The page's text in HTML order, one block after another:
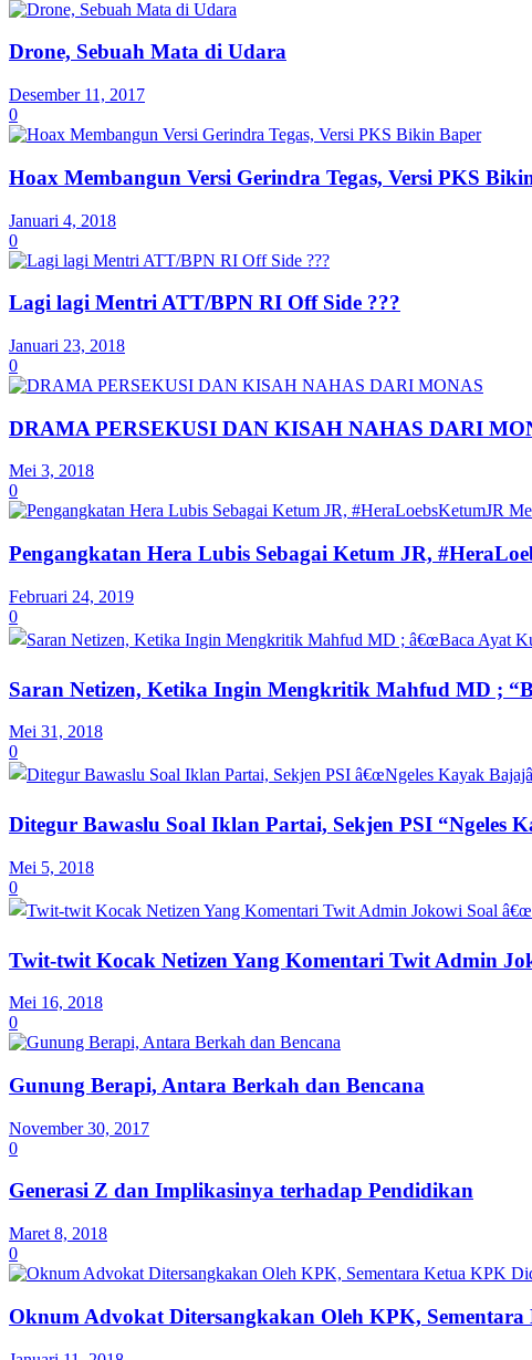
Drone, Sebuah Mata di Udara
Desember 11, 2017
0
Hoax Membangun Versi Gerindra Tegas, Versi PKS
Januari 4, 2018
0
Lagi lagi Mentri ATT/BPN RI Off Side ???
Januari 23, 2018
0
DRAMA PERSEKUSI DAN KISAH NAHAS DARI
Mei 3, 2018
0
Pengangkatan Hera Lubis Sebagai Ketum JR,
Februari 24, 2019
0
Saran Netizen, Ketika Ingin Mengkritik Mahfud MD ;
Mei 31, 2018
0
Ditegur Bawaslu Soal Iklan Partai, Sekjen PSI “Ngeles
Mei 5, 2018
0
Twit-twit Kocak Netizen Yang Komentari Twit Admin
Mei 16, 2018
0
Gunung Berapi, Antara Berkah dan Bencana
November 30, 2017
0
Generasi Z dan Implikasinya terhadap Pendidikan
Maret 8, 2018
0
Oknum Advokat Ditersangkakan Oleh KPK,